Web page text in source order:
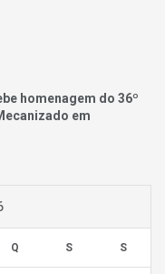
homenagem do 36º
em
Q S S